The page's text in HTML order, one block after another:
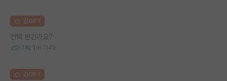
김GPT
컨택 된건가요?
1 1 1149
김GPT